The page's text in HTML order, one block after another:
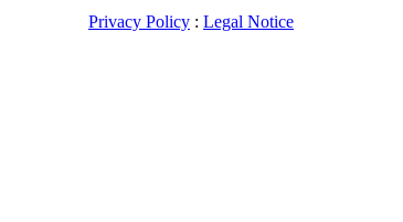
Privacy Policy : Legal Notice